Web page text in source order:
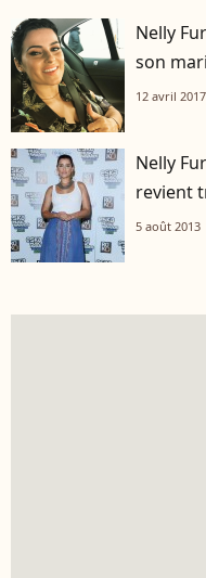
Nelly
son
12 avril 2017
Nelly
revient
5 août 2013